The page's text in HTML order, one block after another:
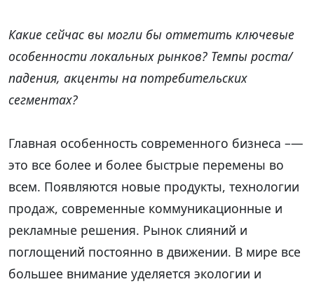
Какие сейчас вы могли бы отметить ключевые
особенности локальных рынков? Темпы роста/
падения, акценты на потребительских
сегментах?
Главная особенность современного бизнеса –—
это все более и более быстрые перемены во
всем. Появляются новые продукты, технологии
продаж, современные коммуникационные и
рекламные решения. Рынок слияний и
поглощений постоянно в движении. В мире все
большее внимание уделяется экологии и